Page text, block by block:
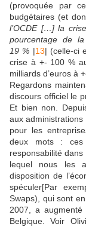
(provoquée par
budgétaires (et
l’OCDE […] la
pourcentage de
19 % |13| (celle-ci
crise à +- 100 %
milliards d’euros à
Regardons
discours officiel le
Et bien non.
aux
pour les
deux mots : ces
responsabilité dans
lequel nous les
disposition de
spéculer[Par
Swaps), qui sont
2007, a
Belgique. Voir